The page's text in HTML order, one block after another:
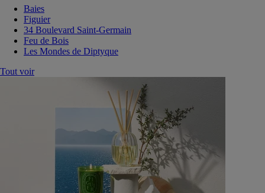
Baies
Figuier
34 Boulevard Saint-Germain
Feu de Bois
Les Mondes de Diptyque
Tout voir